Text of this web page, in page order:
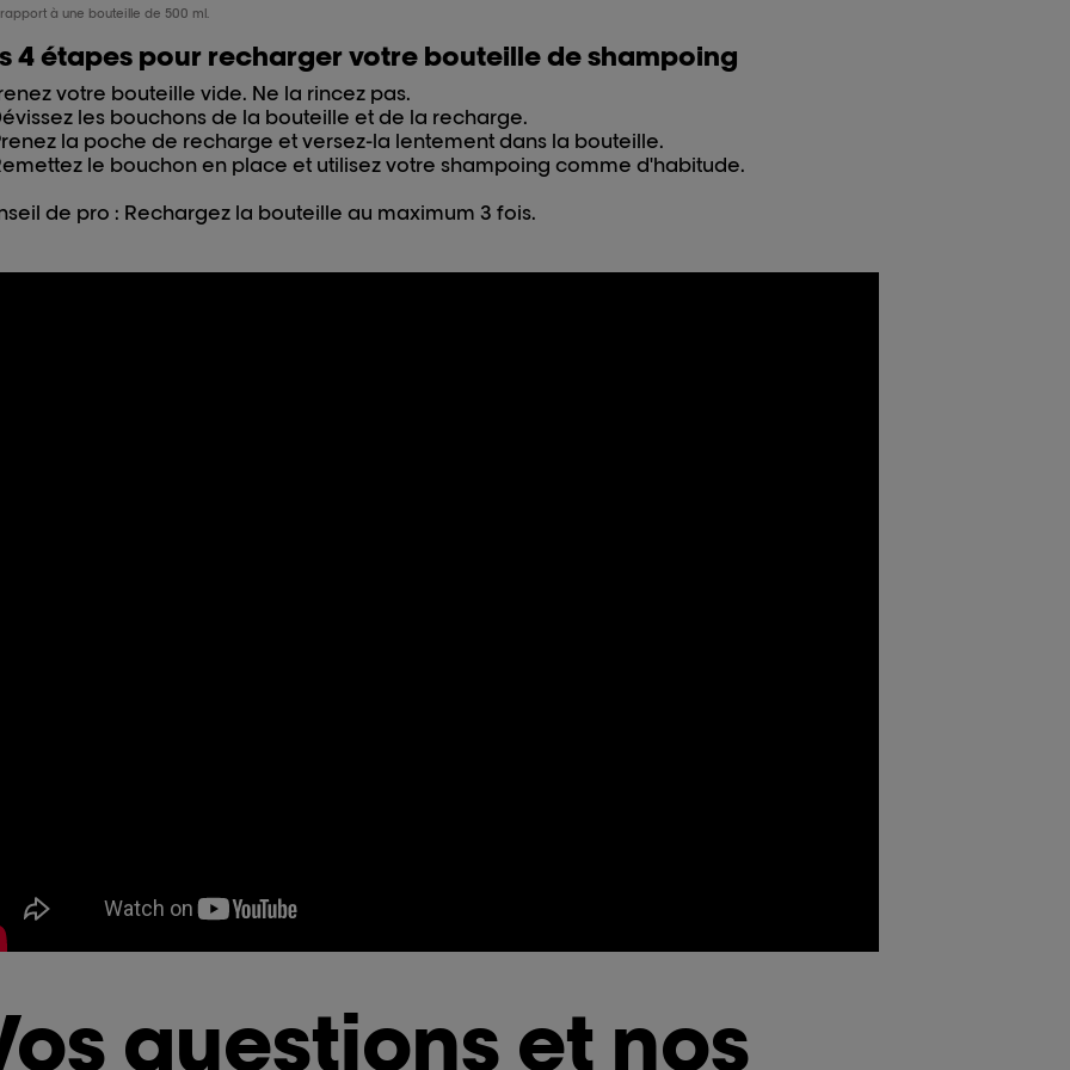
rapport à une bouteille de 500 ml.
4 étapes pour recharger votre bouteille de shampoing
votre bouteille vide. Ne la rincez pas.
les bouchons de la bouteille et de la recharge.
la poche de recharge et versez-la lentement dans la bouteille.
le bouchon en place et utilisez votre shampoing comme d'habitude.
de pro : Rechargez la bouteille au maximum 3 fois.
questions et nos